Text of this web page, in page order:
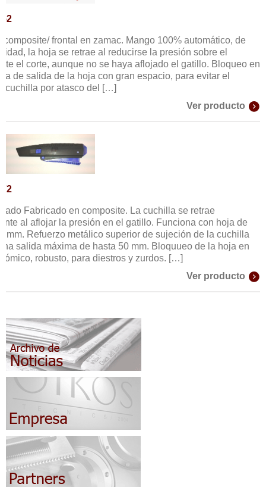
frontal en zamac. Mango 100% automático, de
la hoja se retrae al reducirse la presión sobre el
el corte, aunque no se haya aflojado el gatillo. Bloqueo en
de salida de la hoja con gran espacio, para evitar el
cuchilla por atasco del […]
Ver producto
Fabricado en composite. La cuchilla se retrae
al aflojar la presión en el gatillo. Funciona con hoja de
mm. Refuerzo metálico superior de sujeción de la cuchilla
salida máxima de hasta 50 mm. Bloquueo de la hoja en
robusto, para diestros y zurdos. […]
Ver producto